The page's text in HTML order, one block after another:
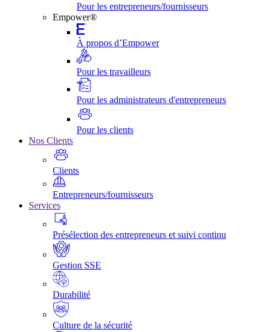
Pour les entrepreneurs/fournisseurs
Empower®
À propos d’Empower
Pour les travailleurs
Pour les administrateurs d'entrepreneurs
Pour les clients
Nos Clients
Clients
Entrepreneurs/fournisseurs
Services
Présélection des entrepreneurs et suivi continu
Gestion SSE
Durabilité
Culture de la sécurité